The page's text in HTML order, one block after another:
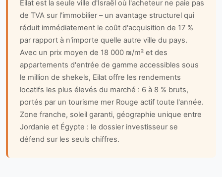
Eilat est la seule ville d'Israël où l'acheteur ne paie pas
de TVA sur l'immobilier – un avantage structurel qui
réduit immédiatement le coût d'acquisition de 17 %
par rapport à n'importe quelle autre ville du pays.
Avec un prix moyen de 18 000 ₪/m² et des
appartements d'entrée de gamme accessibles sous
le million de shekels, Eilat offre les rendements
locatifs les plus élevés du marché : 6 à 8 % bruts,
portés par un tourisme mer Rouge actif toute l'année.
Zone franche, soleil garanti, géographie unique entre
Jordanie et Égypte : le dossier investisseur se
défend sur les seuls chiffres.